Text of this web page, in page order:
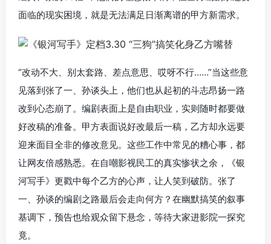
面临的现实困境，就是无法满足日渐离谱的甲方新需求。
“改动不大、别太套路、差点意思、哎呀不行……”当这些意
见落到张了一、孙谈头上，他们也从起初的斗志昂扬一路
改到心态崩了。编剧表面上是自由职业，实则随时都要做
好改稿的准备。甲方表面说好改最后一稿，乙方却永远要
迎来面目全非的修改意见。这些工作中常见的糟心事，都
让网友倍感熟悉。在自嘲影视民工的真实惨状之余，《银
河写手》更戳中每个乙方的心声，让人笑到破防。张了
一、孙谈的编剧之路最后会走向何方？在幽默搞笑的叙事
基调下，预告也给观众留下悬念，等待大家进影院一探究
竟。